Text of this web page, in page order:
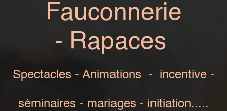
Fauconnerie
- Rapaces
Spectacles - Animations - incentive -
séminaires - mariages - initiation.....